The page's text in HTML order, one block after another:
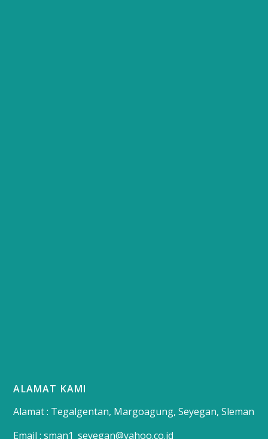
ALAMAT KAMI
Alamat : Tegalgentan, Margoagung, Seyegan, Sleman
Email : sman1_seyegan@yahoo.co.id